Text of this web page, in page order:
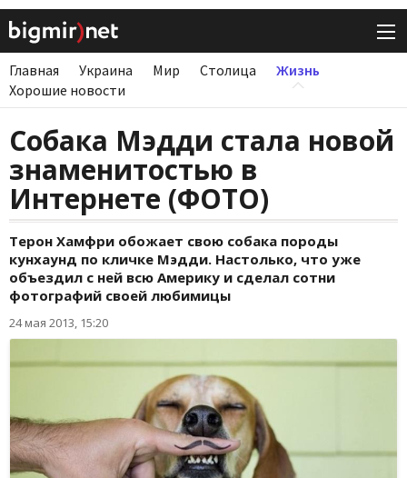
Главная Украина Мир Столица
Жизнь
Хорошие новости
Собака Мэдди стала новой
знаменитостью в
Интернете (ФОТО)
Терон Хамфри обожает свою собака породы
кунхаунд по кличке Мэдди. Настолько, что уже
объездил с ней всю Америку и сделал сотни
фотографий своей любимицы
24 мая 2013, 15:20